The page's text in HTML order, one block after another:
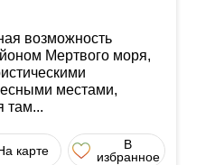
возможность
Мертвого моря,
местами,
там...
карте
В
избранное